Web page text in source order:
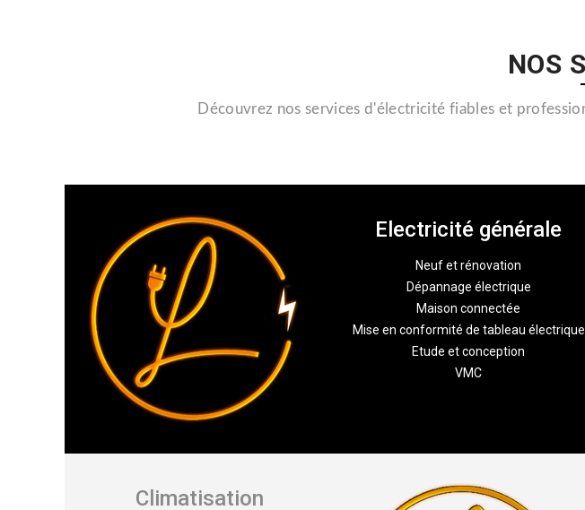
NOS
Découvrez nos services d'électricité fiables et
Electricité générale
Neuf et rénovation
Dépannage électrique
Maison connectée
Mise en conformité de tableau électrique
Etude et conception
VMC
Climatisation